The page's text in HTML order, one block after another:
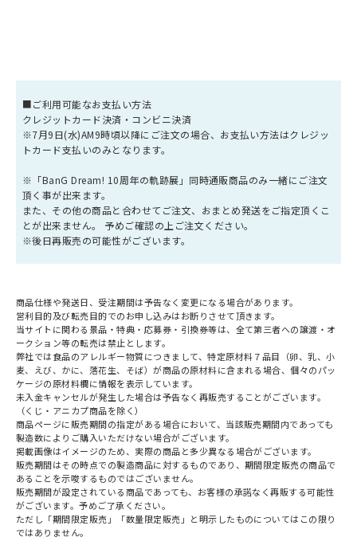
■ご利用可能なお支払い方法
クレジットカード決済・コンビニ決済
※7月9日(水)AM9時頃以降にご注文の場合、お支払い方法はクレジッ
トカード支払いのみとなります。
※「BanG Dream! 10周年の軌跡展」同時通販商品のみ一緒にご注文
頂く事が出来ます。
また、その他の商品と合わせてご注文、おまとめ発送をご指定頂くこ
とが出来ません。 予めご確認の上ご注文ください。
※後日再販売の可能性がございます。
商品仕様や発送日、受注期間は予告なく変更になる場合があります。
営利目的及び転売目的でのお申し込みはお断りさせて頂きます。
当サイトに関わる景品・特典・応募券・引換券等は、全て第三者への譲渡・オ
ークション等の転売は禁止とします。
弊社では食品のアレルギー物質につきまして、特定原材料７品目（卵、乳、小
麦、えび、かに、落花生、そば）が商品の原材料に含まれる場合、個々のパッ
ケージの原材料欄に情報を表示しています。
未入金キャンセルが発生した場合は予告なく再販売することがございます。
（くじ・アニカプ商品を除く）
商品ページに販売期間の指定がある場合において、当該販売期間内であっても
製造数によりご購入いただけない場合がございます。
掲載画像はイメージのため、実際の商品と多少異なる場合がございます。
販売期間はその時点での製造商品に対するものであり、期間限定販売の商品で
あることを示唆するものではございません。
販売期間が設定されている商品であっても、お客様の承諾なく再販する可能性
がございます。予めご了承ください。
ただし「期間限定販売」「数量限定販売」と明示したものについてはこの限り
ではありません。